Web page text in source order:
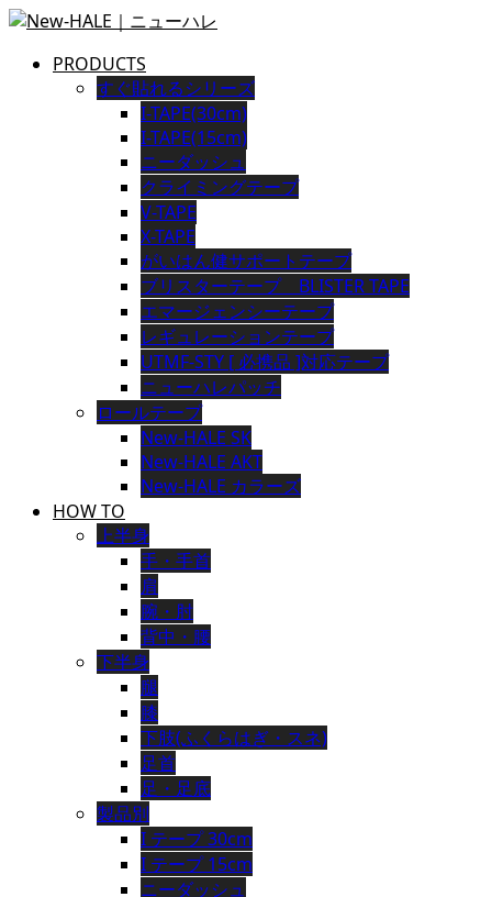
PRODUCTS
すぐ貼れるシリーズ
I-TAPE(30cm)
I-TAPE(15cm)
ニーダッシュ
クライミングテープ
V-TAPE
X-TAPE
がいはん健サポートテープ
ブリスターテープ BLISTER TAPE
エマージェンシーテープ
レギュレーションテープ
UTMF-STY [ 必携品 ]対応テープ
ニューハレパッチ
ロールテープ
New-HALE SK
New-HALE AKT
New-HALE カラーズ
HOW TO
上半身
手・手首
肩
腕・肘
背中・腰
下半身
腿
膝
下肢(ふくらはぎ・スネ)
足首
足・足底
製品別
I テープ 30cm
I テープ 15cm
ニーダッシュ